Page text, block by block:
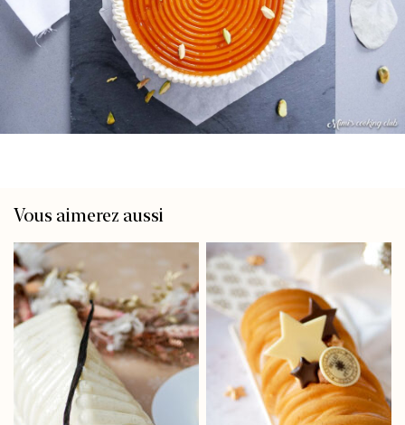
Vous aimerez aussi